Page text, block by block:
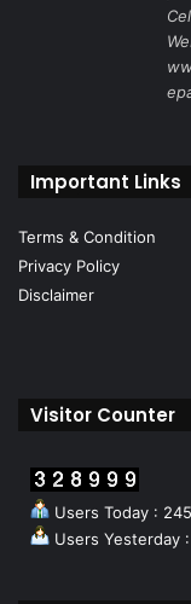
Important Links
Terms & Condition
Privacy Policy
Disclaimer
Visitor Counter
Users Today : 245
Users Yesterday